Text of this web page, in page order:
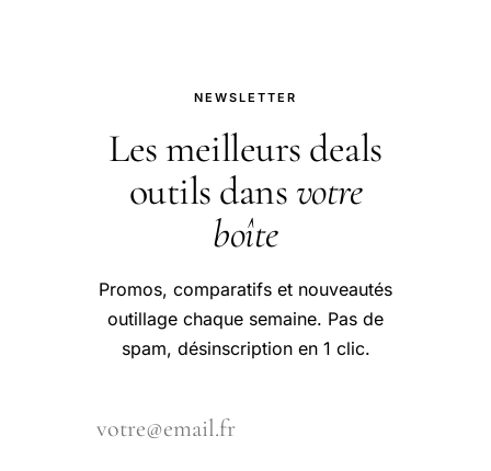
NEWSLETTER
Les meilleurs deals
outils dansvotre
boîte
Promos, comparatifs et nouveautés
outillage chaque semaine. Pas de
spam, désinscription en 1 clic.